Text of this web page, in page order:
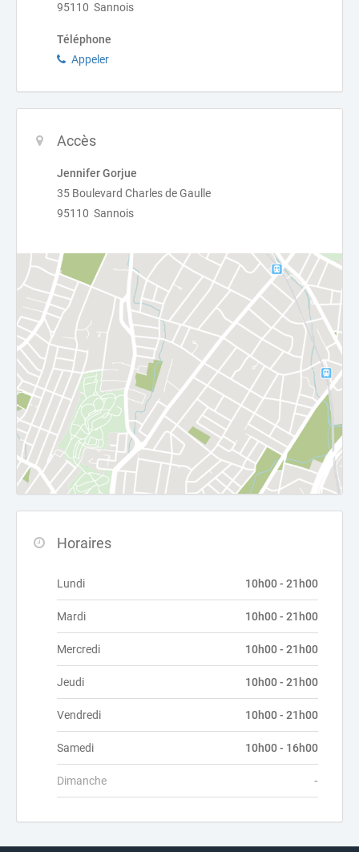
95110 Sannois
Téléphone
Appeler
Accès
Jennifer Gorjue
35 Boulevard Charles de Gaulle
95110 Sannois
Horaires
Lundi 10h00 - 21h00
Mardi 10h00 - 21h00
Mercredi 10h00 - 21h00
Jeudi 10h00 - 21h00
Vendredi 10h00 - 21h00
Samedi 10h00 - 16h00
Dimanche -